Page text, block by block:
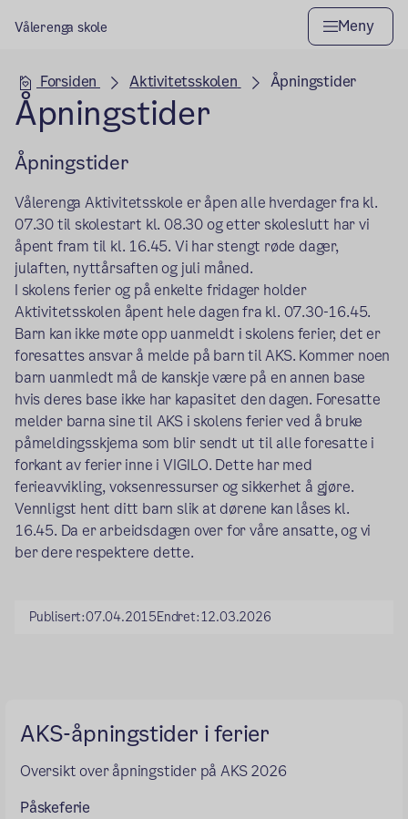
Vålerenga skole Meny
Hovedseksjon
Forsiden Aktivitetsskolen Åpningstider
Åpningstider
Åpningstider
Vålerenga Aktivitetsskole er åpen alle hverdager fra kl.
07.30 til skolestart kl. 08.30 og etter skoleslutt har vi
åpent fram til kl. 16.45. Vi har stengt røde dager,
julaften, nyttårsaften og juli måned.
I skolens ferier og på enkelte fridager holder
Aktivitetsskolen åpent hele dagen fra kl. 07.30-16.45.
Barn kan ikke møte opp uanmeldt i skolens ferier, det er
foresattes ansvar å melde på barn til AKS. Kommer noen
barn uanmledt må de kanskje være på en annen base
hvis deres base ikke har kapasitet den dagen. Foresatte
melder barna sine til AKS i skolens ferier ved å bruke
påmeldingsskjema som blir sendt ut til alle foresatte i
forkant av ferier inne i VIGILO. Dette har med
ferieavvikling, voksenressurser og sikkerhet å gjøre.
Vennligst hent ditt barn slik at dørene kan låses kl.
16.45. Da er arbeidsdagen over for våre ansatte, og vi
ber dere respektere dette.
Publisert:07.04.2015Endret:12.03.2026
AKS-åpningstider i ferier
Oversikt over åpningstider på AKS 2026
Påskeferie